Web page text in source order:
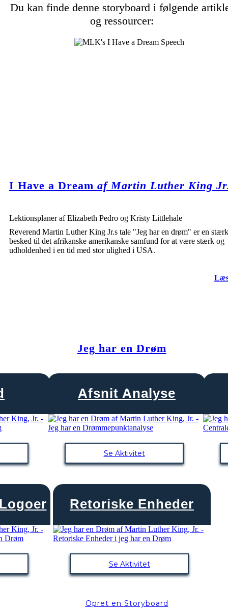
Du kan finde denne storyboard i følgende
og ressourcer:
I Have a Dream af Martin Luther King
Lektionsplaner af Elizabeth Pedro og Kristy Littlehale
Reverend Martin Luther King Jr.s tale "Jeg har en drøm" er en stærk
besked til det afrikanske amerikanske samfund for at være stærk og
udholdenhed i en tid med stor ulighed i USA.
Jeg har en Drøm
Afsnit Analyse
Se Aktivitet
Retoriske Enheder
Se Aktivitet
Opret en Storyboard